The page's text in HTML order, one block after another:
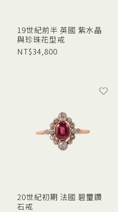
19世紀前半 英國 紫水晶
與珍珠花型戒
NT$34,800
20世紀初期 法國 碧璽鑽
石戒